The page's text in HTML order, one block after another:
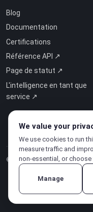
Blog
Documentation
Certifications
Référence API ↗
Page de statut ↗
L'intelligence en tant que
service ↗
© 2026 CloudSigma Holding
Politique de
We value your
We use cookies to run
measure traffic and
non-essential, or
Manage